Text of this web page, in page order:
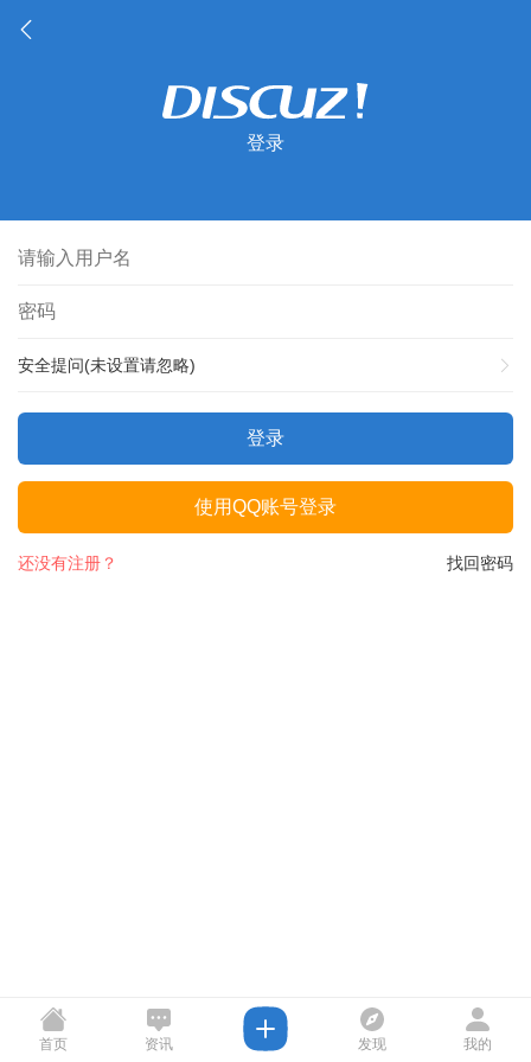
登录
安全提问(未设置请忽略)
登录
使用QQ账号登录
找回密码
还没有注册？
首页 资讯 发现 我的